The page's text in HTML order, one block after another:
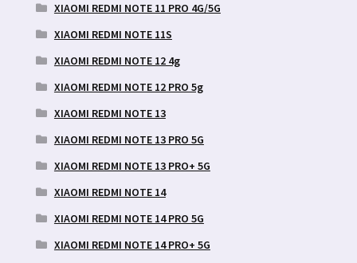
XIAOMI REDMI NOTE 11 PRO 4G/5G
XIAOMI REDMI NOTE 11S
XIAOMI REDMI NOTE 12 4g
XIAOMI REDMI NOTE 12 PRO 5g
XIAOMI REDMI NOTE 13
XIAOMI REDMI NOTE 13 PRO 5G
XIAOMI REDMI NOTE 13 PRO+ 5G
XIAOMI REDMI NOTE 14
XIAOMI REDMI NOTE 14 PRO 5G
XIAOMI REDMI NOTE 14 PRO+ 5G